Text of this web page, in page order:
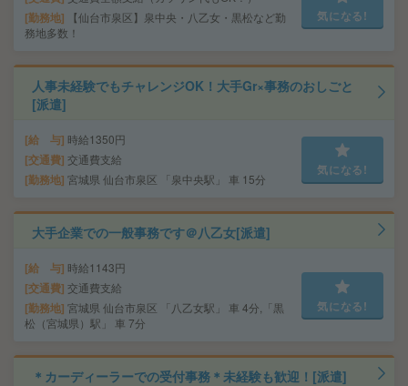
勤務地
【仙台市泉区】泉中央・八乙女・黒松など勤
務地多数！
気になる!
人事未経験でもチャレンジOK！大手Gr×事務のおしごと
[派遣]
給 与 時給1350円
交通費 交通費支給
勤務地 宮城県 仙台市泉区 「泉中央駅」 車 15分
気になる!
大手企業での一般事務です＠八乙女[派遣]
給 与 時給1143円
交通費 交通費支給
勤務地 宮城県 仙台市泉区 「八乙女駅」 車 4分,「黒
松（宮城県）駅」 車 7分
気になる!
＊カーディーラーでの受付事務＊未経験も歓迎！[派遣]